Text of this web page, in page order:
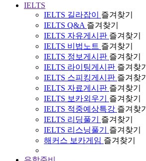
IELTS
IELTS 길라잡이
즐겨찾기
IELTS Q&A 즐겨찾기
IELTS 자유게시판 즐겨찾기
IELTS 비법노트 즐겨찾기
IELTS 정보게시판 즐겨찾기
IELTS 라이팅게시판 즐겨찾기
IELTS 스피킹게시판 즐겨찾기
IELTS 자료게시판 즐겨찾기
IELTS 보카외우기
즐겨찾기
IELTS 적중예상특강 즐겨찾기
IELTS 리딩풀기
즐겨찾기
IELTS 리스닝풀기
즐겨찾기
해커스 보카게임 즐겨찾기